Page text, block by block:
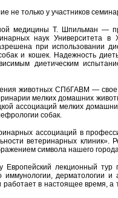
не только у участников
медицины Т. Шпильман —
наук Университета
при использовании
и кошек. Надежность
диетическим
животных СПбГАВМ —
мелких домашних
ассоциаций мелких
собак.
ассоциаций в
ветеринарных клиник».
символа нашего
лекционный тур
дерматологии и
в настоящее время,